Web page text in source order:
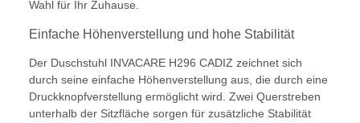
Wahl für Ihr Zuhause.
Einfache Höhenverstellung und hohe Stabilität
Der Duschstuhl INVACARE H296 CADIZ zeichnet sich
durch seine einfache Höhenverstellung aus, die durch eine
Druckknopfverstellung ermöglicht wird. Zwei Querstreben
unterhalb der Sitzfläche sorgen für zusätzliche Stabilität